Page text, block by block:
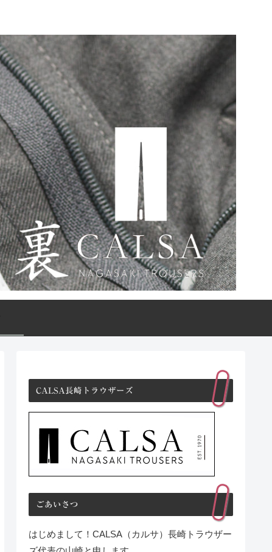
CALSA長崎トラウザーズ
ごあいさつ
はじめまして！CALSA（カルサ）長崎トラウザー